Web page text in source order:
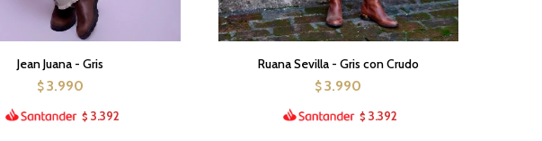
Jean Juana - Gris
$ 3.990
$ 3.392
Ruana Sevilla - Gris con Crudo
$ 3.990
$ 3.392